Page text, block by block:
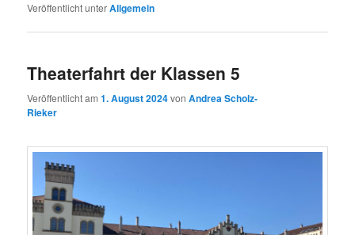
Veröffentlicht unterAllgemein
Theaterfahrt der Klassen 5
Veröffentlicht am1. August 2024vonAndrea Scholz-
Rieker